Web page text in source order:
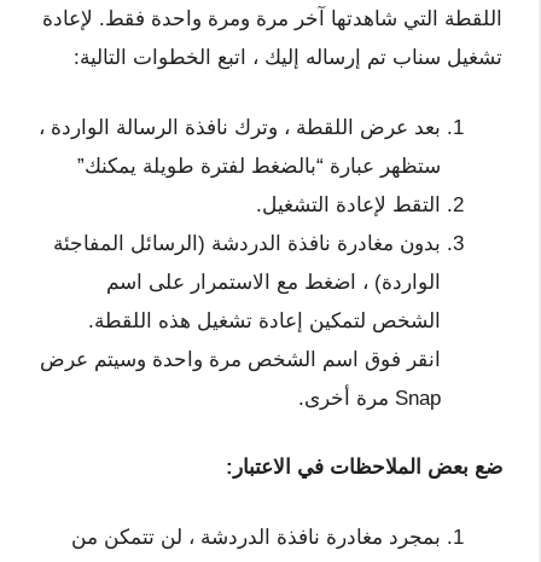
اللقطة التي شاهدتها آخر مرة ومرة ​​واحدة فقط. لإعادة
تشغيل سناب تم إرساله إليك ، اتبع الخطوات التالية:
بعد عرض اللقطة ، وترك نافذة الرسالة الواردة ،
ستظهر عبارة “بالضغط لفترة طويلة يمكنك”
التقط لإعادة التشغيل.
بدون مغادرة نافذة الدردشة (الرسائل المفاجئة
الواردة) ، اضغط مع الاستمرار على اسم
الشخص لتمكين إعادة تشغيل هذه اللقطة.
انقر فوق اسم الشخص مرة واحدة وسيتم عرض
Snap مرة أخرى.
ضع بعض الملاحظات في الاعتبار:
بمجرد مغادرة نافذة الدردشة ، لن تتمكن من